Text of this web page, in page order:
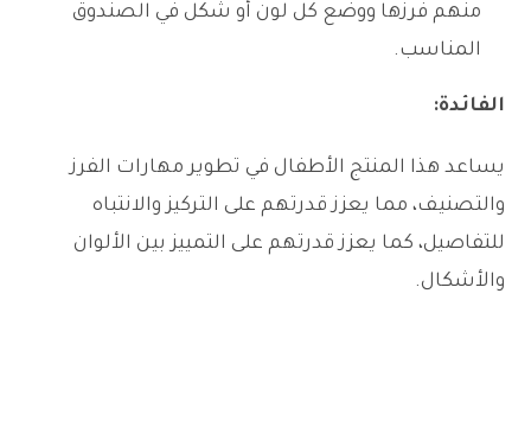
منهم فرزها ووضع كل لون أو شكل في الصندوق
المناسب.
الفائدة:
يساعد هذا المنتج الأطفال في تطوير مهارات الفرز
والتصنيف، مما يعزز قدرتهم على التركيز والانتباه
للتفاصيل، كما يعزز قدرتهم على التمييز بين الألوان
والأشكال.